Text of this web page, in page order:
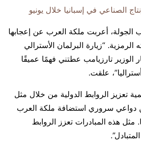
الصناعي في إسبانيا خلال يونيو
أعربت ملكة العرب عن إعجابها
الرمزية. “زيارة البرلمان الأسترالي
الوزير تارزيامب عطتني فهمًا عميقًا
علقت.
تعزيز الروابط الدولية من خلال مثل
دواعي سروري استضافة ملكة العرب
مثل هذه المبادرات تعزز الروابط